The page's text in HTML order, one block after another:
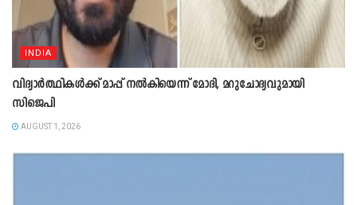
INDIA
വിദ്യാർത്ഥികൾക്ക് മാപ്പ് നൽകിയെന്ന് മോദി, മറുചോദ്യവുമായി
സിജെപി
AUGUST 1, 2026